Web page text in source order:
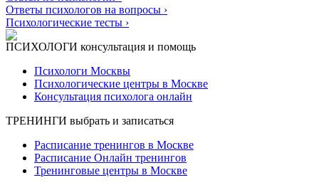
Ответы психологов на вопросы ›
Психологические тесты ›
ПСИХОЛОГИ консультация и помощь
Психологи Москвы
Психологические центры в Москве
Консультация психолога онлайн
ТРЕНИНГИ выбрать и записаться
Расписание тренингов в Москве
Расписание Онлайн тренингов
Тренинговые центры в Москве